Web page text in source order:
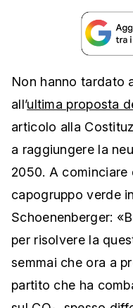
Non hanno tardato
all’ultima proposta
articolo alla
a raggiungere la
2050. A cominciare
capogruppo verde
Schoenenberger:
per risolvere la
semmai che ora a
partito che ha